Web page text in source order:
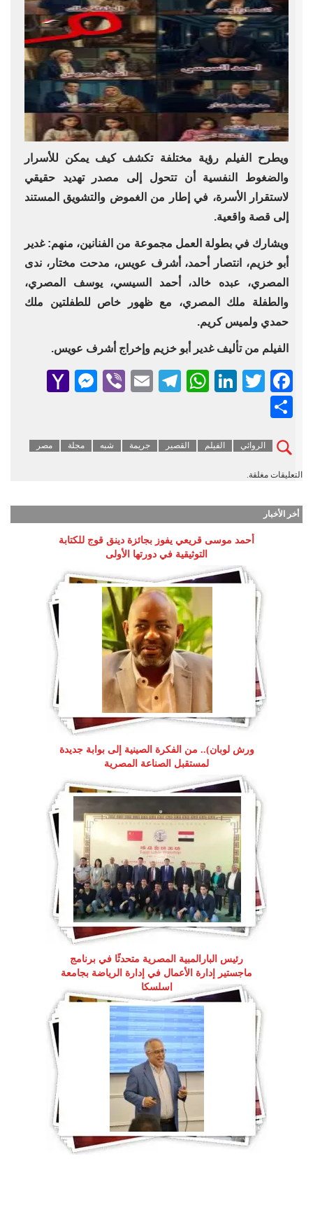
ويطرح الفيلم رؤية مختلفة تكشف كيف يمكن للأسرار
والضغوط النفسية أن تتحول إلى مصدر تهديد حقيقي
لاستقرار الأسرة، في إطار من الغموض والتشويق المستند
إلى قصة واقعية.
ويشارك في بطولة العمل مجموعة من الفنانين، منهم: غدير
أبو خزيم، انتصار أحمد، أشرف عويس، مدحت مختار، ندى
المصري، عبده خالد، أحمد السيسي، يوسف المصري،
والطفلة ملك المصري، مع ظهور خاص للطفلتين ملك
حمدي ولميس كريم.
الفيلم من تأليف غدير أبو خزيم وإخراج أشرف عويس.
Facebook
Twitter
LinkedIn
WhatsApp
Telegram
Email
Viber
الروائي الفيلم القصير جريمة شبه مجلة مصر
التعليقات مغلقة.
أخر الأخبار
أحمد موسى قريعي يفوز بجائزة دينق قوج للكتابة
التوثيقية في دورتها الأولى
ورش لوبان).. من الفكرة الصينية إلى بوابة جديدة
لمستقبل الصناعة المصرية
رئيس البارالمبية المصرية متحدثًا في برنامج
ماجستير إدارة الأعمال في إدارة الرياضة بجامعة
إسلسكا